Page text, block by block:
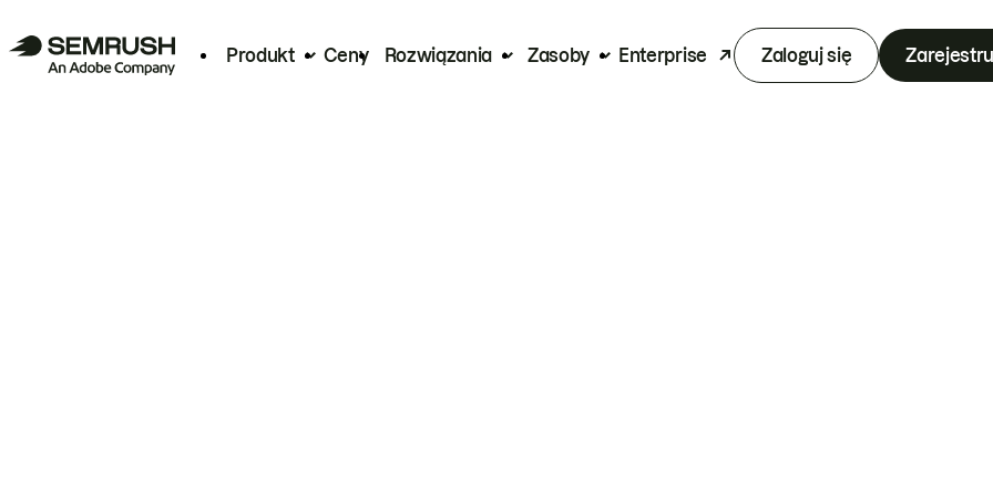
Produkt Ceny Rozwiązania Zasoby Enterprise Zaloguj się